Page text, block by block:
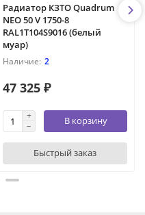
Радиатор КЗТО Quadrum
NEO 50 V 1750-8
RAL1T104S9016 (белый
муар)
2
47 325 ₽
В корзину
Быстрый заказ